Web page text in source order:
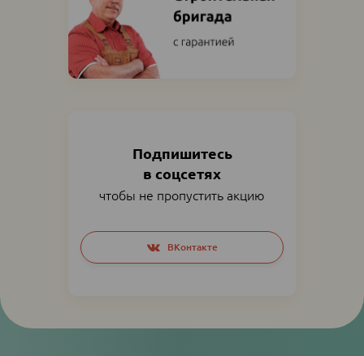
Подпишитесь
в соцсетях
чтобы не пропустить акцию
Social
networks
links
ВКонтакте